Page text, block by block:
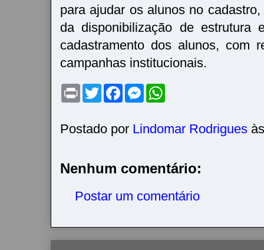
para ajudar os alunos no
da disponibilização de estrutura
cadastramento dos alunos, com
campanhas institucionais.
P
t
T
w
t
e
F
a
b
o
M
e
e
n
r
s
A
Postado por Lindomar Rodrigues
Nenhum comentário:
Postar um comentário